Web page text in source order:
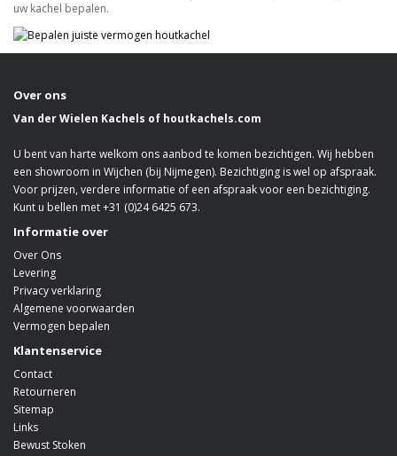
uw kachel bepalen.
Over ons
Van der Wielen Kachels of houtkachels.com
U bent van harte welkom ons aanbod te komen bezichtigen. Wij hebben
een showroom in Wijchen (bij Nijmegen). Bezichtiging is wel op afspraak.
Voor prijzen, verdere informatie of een afspraak voor een bezichtiging.
Kunt u bellen met +31 (0)24 6425 673.
Informatie over
Over Ons
Levering
Privacy verklaring
Algemene voorwaarden
Vermogen bepalen
Klantenservice
Contact
Retourneren
Sitemap
Links
Bewust Stoken